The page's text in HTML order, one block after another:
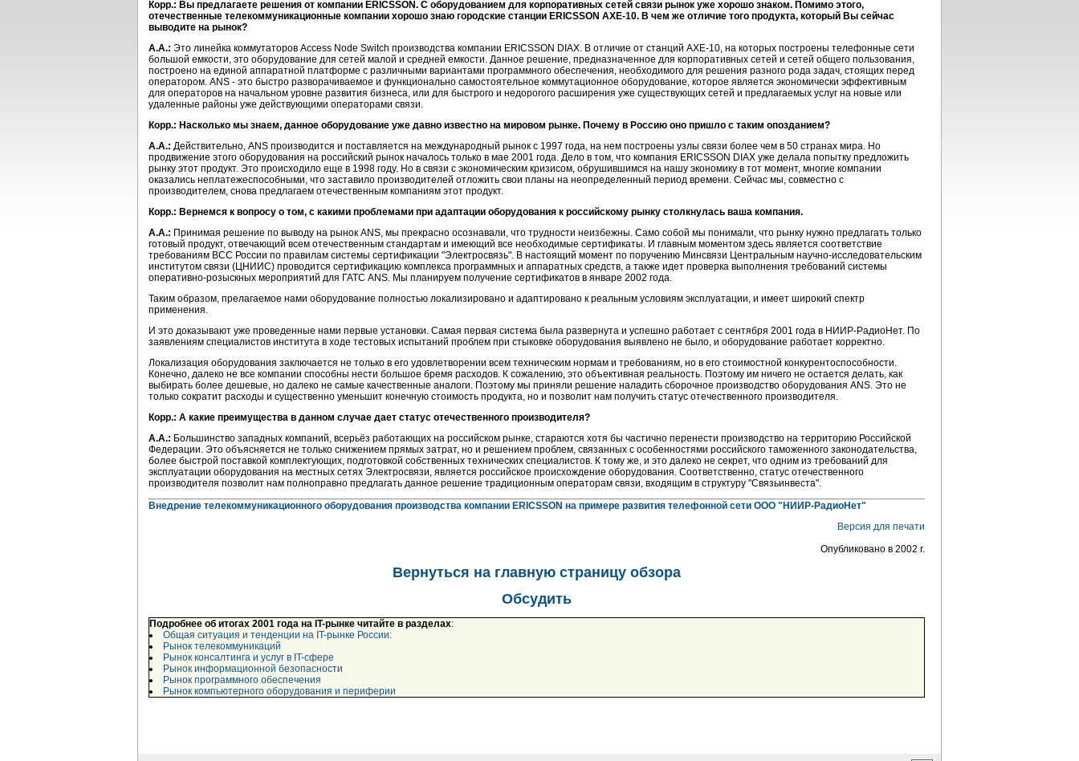
Корр.: Вы предлагаете решения от компании ERICSSON. С оборудованием для корпоративных сетей связи рынок уже хорошо знаком. Помимо этого,
отечественные телекоммуникационные компании хорошо знаю городские станции ERICSSON AXE-10. В чем же отличие того продукта, который Вы сейчас
выводите на рынок?
А.А.: Это линейка коммутаторов Access Node Switch производства компании ERICSSON DIAX. В отличие от станций AXE-10, на которых построены телефонные сети
большой емкости, это оборудование для сетей малой и средней емкости. Данное решение, предназначенное для корпоративных сетей и сетей общего пользования,
построено на единой аппаратной платформе с различными вариантами программного обеспечения, необходимого для решения разного рода задач, стоящих перед
оператором. ANS - это быстро разворачиваемое и функционально самостоятельное коммутационное оборудование, которое является экономически эффективным
для операторов на начальном уровне развития бизнеса, или для быстрого и недорогого расширения уже существующих сетей и предлагаемых услуг на новые или
удаленные районы уже действующими операторами связи.
Корр.: Насколько мы знаем, данное оборудование уже давно известно на мировом рынке. Почему в Россию оно пришло с таким опозданием?
А.А.: Действительно, ANS производится и поставляется на международный рынок с 1997 года, на нем построены узлы связи более чем в 50 странах мира. Но
продвижение этого оборудования на российский рынок началось только в мае 2001 года. Дело в том, что компания ERICSSON DIAX уже делала попытку предложить
рынку этот продукт. Это происходило еще в 1998 году. Но в связи с экономическим кризисом, обрушившимся на нашу экономику в тот момент, многие компании
оказались неплатежеспособными, что заставило производителей отложить свои планы на неопределенный период времени. Сейчас мы, совместно с
производителем, снова предлагаем отечественным компаниям этот продукт.
Корр.: Вернемся к вопросу о том, с какими проблемами при адаптации оборудования к российскому рынку столкнулась ваша компания.
А.А.: Принимая решение по выводу на рынок ANS, мы прекрасно осознавали, что трудности неизбежны. Само собой мы понимали, что рынку нужно предлагать только
готовый продукт, отвечающий всем отечественным стандартам и имеющий все необходимые сертификаты. И главным моментом здесь является соответствие
требованиям ВСС России по правилам системы сертификации "Электросвязь". В настоящий момент по поручению Минсвязи Центральным научно-исследовательским
институтом связи (ЦНИИС) проводится сертификацию комплекса программных и аппаратных средств, а также идет проверка выполнения требований системы
оперативно-розыскных мероприятий для ГАТС ANS. Мы планируем получение сертификатов в январе 2002 года.
Таким образом, прелагаемое нами оборудование полностью локализировано и адаптировано к реальным условиям эксплуатации, и имеет широкий спектр
применения.
И это доказывают уже проведенные нами первые установки. Самая первая система была развернута и успешно работает с сентября 2001 года в НИИР-РадиоНет. По
заявлениям специалистов института в ходе тестовых испытаний проблем при стыковке оборудования выявлено не было, и оборудование работает корректно.
Локализация оборудования заключается не только в его удовлетворении всем техническим нормам и требованиям, но в его стоимостной конкурентоспособности.
Конечно, далеко не все компании способны нести большое бремя расходов. К сожалению, это объективная реальность. Поэтому им ничего не остается делать, как
выбирать более дешевые, но далеко не самые качественные аналоги. Поэтому мы приняли решение наладить сборочное производство оборудования ANS. Это не
только сократит расходы и существенно уменьшит конечную стоимость продукта, но и позволит нам получить статус отечественного производителя.
Корр.: А какие преимущества в данном случае дает статус отечественного производителя?
А.А.: Большинство западных компаний, всерьёз работающих на российском рынке, стараются хотя бы частично перенести производство на территорию Российской
Федерации. Это объясняется не только снижением прямых затрат, но и решением проблем, связанных с особенностями российского таможенного законодательства,
более быстрой поставкой комплектующих, подготовкой собственных технических специалистов. К тому же, и это далеко не секрет, что одним из требований для
эксплуатации оборудования на местных сетях Электросвязи, является российское происхождение оборудования. Соответственно, статус отечественного
производителя позволит нам полноправно предлагать данное решение традиционным операторам связи, входящим в структуру "Связьинвеста".
Внедрение телекоммуникационного оборудования производства компании ERICSSON на примере развития телефонной сети ООО "НИИР-РадиоНет"
Версия для печати
Опубликовано в 2002 г.
Вернуться на главную страницу обзора
Обсудить
Подробнее об итогах 2001 года на IT-рынке читайте в разделах:
Общая ситуация и тенденции на IT-рынке России:
Рынок телекоммуникаций
Рынок консалтинга и услуг в IT-сфере
Рынок информационной безопасности
Рынок программного обеспечения
Рынок компьютерного оборудования и периферии